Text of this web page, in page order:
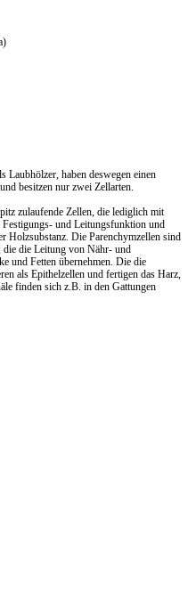
Laubhölzer, haben deswegen einen
besitzen nur zwei Zellarten.
zulaufende Zellen, die lediglich mit
und Leitungsfunktion und
Holzsubstanz. Die Parenchymzellen sind
die die Leitung von Nähr- und
und Fetten übernehmen. Die die
als Epithelzellen und fertigen das Harz,
finden sich z.B. in den Gattungen